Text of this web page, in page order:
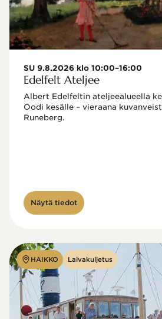
SU 9.8.2026 klo 10:00–16:00
Edelfelt Ateljee
Albert Edelfeltin ateljeealueella
Oodi kesälle – vieraana
Näytä tiedot
HAIKKO Laivakuljetus